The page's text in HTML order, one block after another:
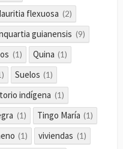
flexuosa (2)
guianensis (9)
(1) Quina (1)
Suelos (1)
indígena (1)
(1) Tingo María (1)
(1) viviendas (1)